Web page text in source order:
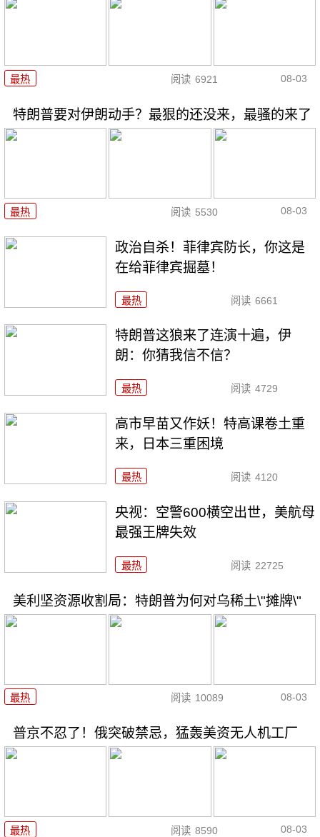
最热 阅读 6921 08-03
特朗普要对伊朗动手？最狠的还没来，最骚的来了
最热 阅读 5530 08-03
政治自杀！菲律宾防长，你这是
在给菲律宾掘墓！
最热 阅读 6661
特朗普这狼来了连演十遍，伊
朗：你猜我信不信？
最热 阅读 4729
高市早苗又作妖！特高课卷土重
来，日本三重困境
最热 阅读 4120
央视：空警600横空出世，美航母
最强王牌失效
最热 阅读 22725
美利坚资源收割局：特朗普为何对乌稀土\"摊牌\"
最热 阅读 10089 08-03
普京不忍了！俄突破禁忌，猛轰美资无人机工厂
最热 阅读 8590 08-03